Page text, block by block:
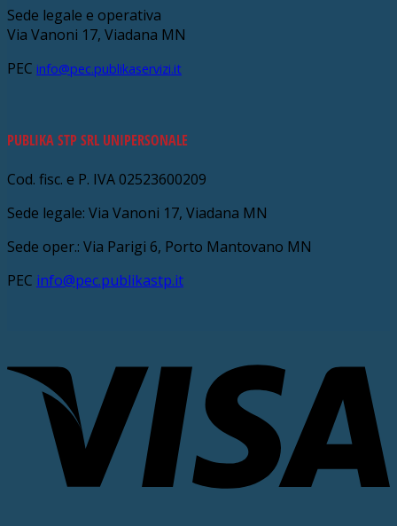
Sede legale e operativa
Via Vanoni 17, Viadana MN
PEC info@pec.publikaservizi.it
PUBLIKA STP SRL UNIPERSONALE
Cod. fisc. e P. IVA 02523600209
Sede legale: Via Vanoni 17, Viadana MN
Sede oper.: Via Parigi 6, Porto Mantovano MN
PEC info@pec.publikastp.it